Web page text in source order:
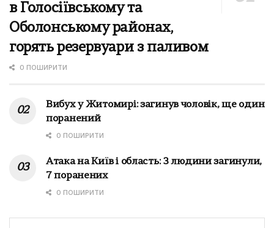
в Голосіївському та
Оболонському районах,
горять резервуари з паливом
0 ПОШИРИТИ
Вибух у Житомирі: загинув чоловік, ще один
поранений
0 ПОШИРИТИ
Атака на Київ і область: 3 людини загинули,
7 поранених
0 ПОШИРИТИ